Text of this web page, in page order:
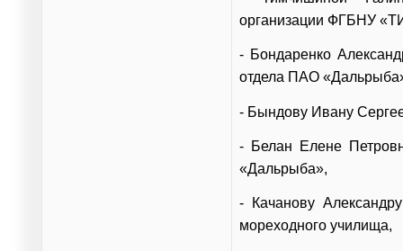
организации ФГБНУ
- Бондаренко
отдела ПАО
- Бындову Ивану
- Белан Елене
«Дальрыба»,
- Качанову
мореходного училища,